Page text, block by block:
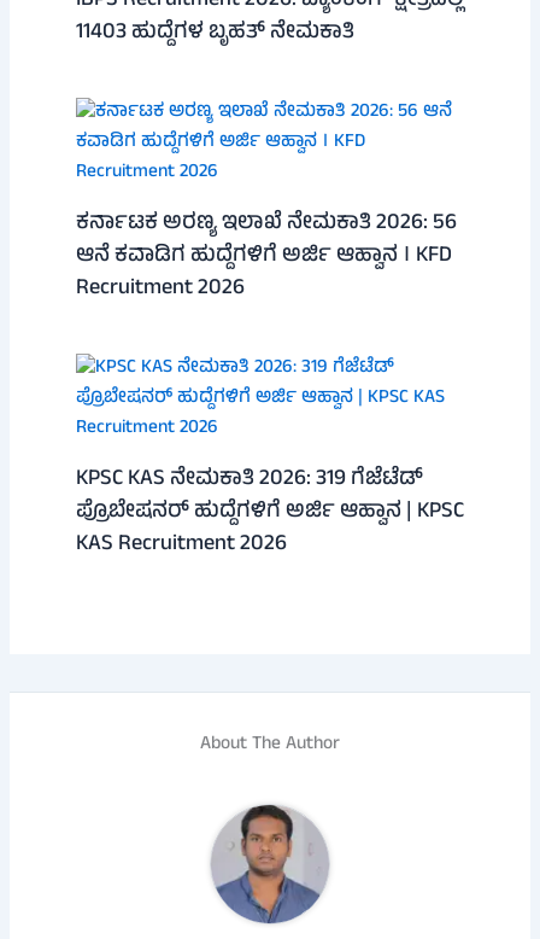
11403 ಹುದ್ದೆಗಳ ಬೃಹತ್ ನೇಮಕಾತಿ
ಕರ್ನಾಟಕ ಅರಣ್ಯ ಇಲಾಖೆ ನೇಮಕಾತಿ 2026: 56
ಆನೆ ಕವಾಡಿಗ ಹುದ್ದೆಗಳಿಗೆ ಅರ್ಜಿ ಆಹ್ವಾನ । KFD
Recruitment 2026
KPSC KAS ನೇಮಕಾತಿ 2026: 319 ಗೆಜೆಟೆಡ್
ಪ್ರೊಬೇಷನರ್ ಹುದ್ದೆಗಳಿಗೆ ಅರ್ಜಿ ಆಹ್ವಾನ | KPSC
KAS Recruitment 2026
About The Author